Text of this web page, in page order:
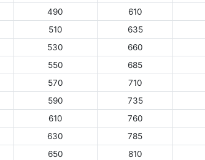
490 610
510 635
530 660
550 685
570 710
590 735
610 760
630 785
650 810